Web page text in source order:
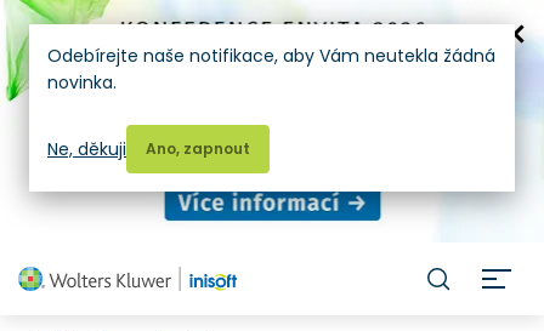
Odebírejte naše notifikace, aby Vám neutekla žádná
novinka.
Ano, zapnout
Ne, děkuji